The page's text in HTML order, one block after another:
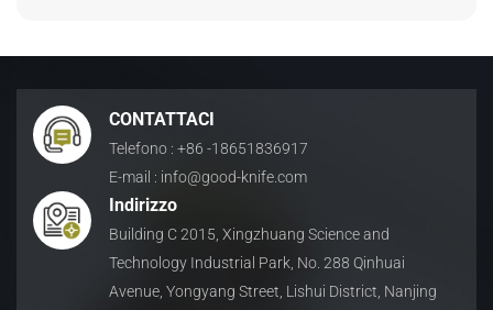
CONTATTACI
Telefono : +86 -18651836917
E-mail : info@good-knife.com
Indirizzo
Building C 2015, Xingzhuang Science and
Technology Industrial Park, No. 288 Qinhuai
Avenue, Yongyang Street, Lishui District, Nanjing